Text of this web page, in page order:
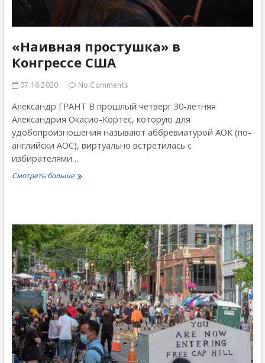
«Наивная простушка» в
Конгрессе США
07.16.2020 No Comments
Александр ГРАНТ В прошлый четверг 30-летняя
Александрия Окасио-Кортес, которую для
удобопроизношения называют аббревиатурой АОК (по-
английски АОС), виртуально встретилась с
избирателями…
Смотреть больше«Наивная